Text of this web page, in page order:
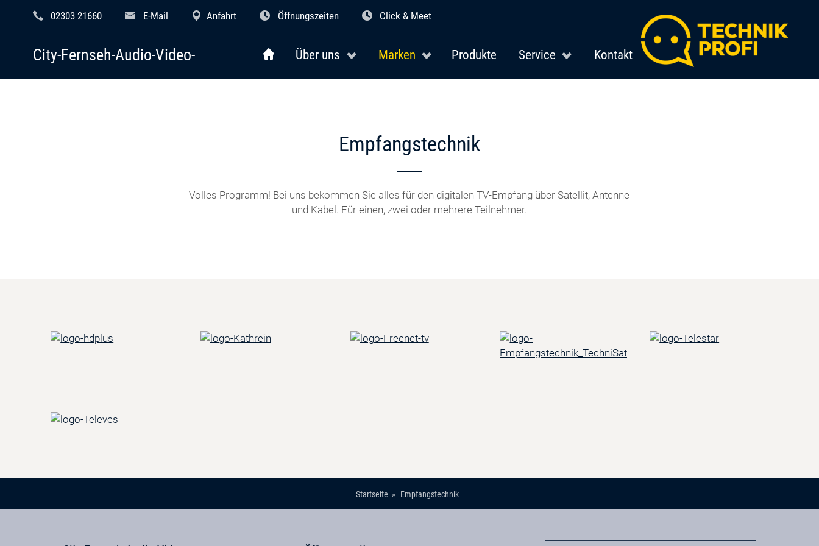
02303 21660 E-Mail Anfahrt Öffnungszeiten Click & Meet
Über uns Marken Produkte Service Kontakt
City-Fernseh-Audio-Video-
Empfangstechnik
Volles Programm! Bei uns bekommen Sie alles für den digitalen TV-Empfang über Satellit, Antenne
und Kabel. Für einen, zwei oder mehrere Teilnehmer.
Startseite Empfangstechnik